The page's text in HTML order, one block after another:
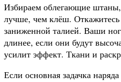
Избираем облегающие
лучше, чем клёш.
заниженной талией. Ваши
длинее, если они будут
усилит эффект. Ткани и
Если основная задачка